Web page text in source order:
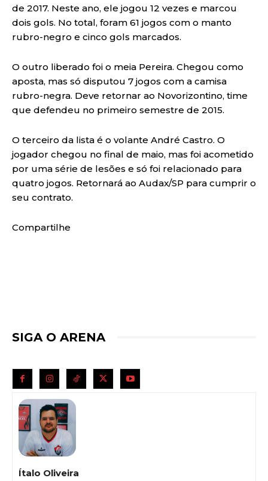
de 2017. Neste ano, ele jogou 12 vezes e marcou
dois gols. No total, foram 61 jogos com o manto
rubro-negro e cinco gols marcados.
O outro liberado foi o meia Pereira. Chegou como
aposta, mas só disputou 7 jogos com a camisa
rubro-negra. Deve retornar ao Novorizontino, time
que defendeu no primeiro semestre de 2015.
O terceiro da lista é o volante André Castro. O
jogador chegou no final de maio, mas foi acometido
por uma série de lesões e só foi relacionado para
quatro jogos. Retornará ao Audax/SP para cumprir o
seu contrato.
Compartilhe
SIGA O ARENA
Ítalo Oliveira